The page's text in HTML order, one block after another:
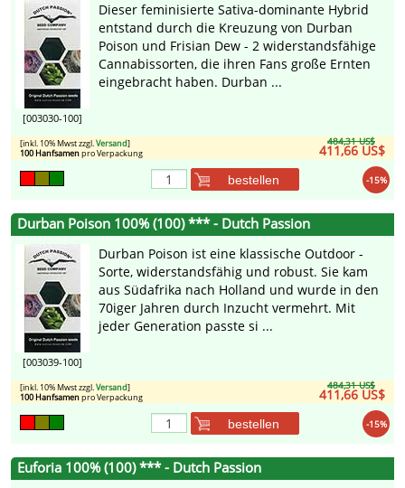
[003030-100]
Dieser feminisierte Sativa-dominante Hybrid
entstand durch die Kreuzung von Durban
Poison und Frisian Dew - 2 widerstandsfähige
Cannabissorten, die ihren Fans große Ernten
eingebracht haben. Durban ...
484,31 US$
411,66 US$
[inkl. 10% Mwst zzgl.Versand]
100 Hanfsamenpro Verpackung
-15%
bestellen
Durban Poison 100% (100) *** - Dutch Passion
[003039-100]
Durban Poison ist eine klassische Outdoor -
Sorte, widerstandsfähig und robust. Sie kam
aus Südafrika nach Holland und wurde in den
70iger Jahren durch Inzucht vermehrt. Mit
jeder Generation passte si ...
484,31 US$
411,66 US$
[inkl. 10% Mwst zzgl.Versand]
100 Hanfsamenpro Verpackung
-15%
bestellen
Euforia 100% (100) *** - Dutch Passion